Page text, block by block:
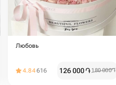
Любовь
4.84616 126 000֏ 180 000֏